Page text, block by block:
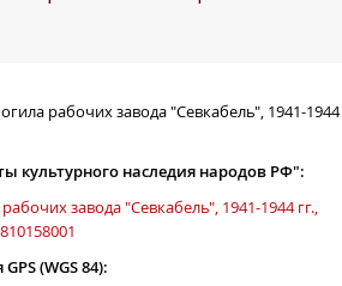
рабочих завода "Севкабель", 1941-1944
культурного наследия народов РФ":
завода "Севкабель", 1941-1944 гг.,
(WGS 84):